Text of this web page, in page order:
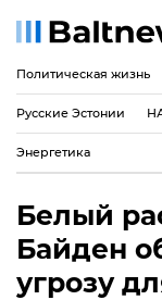
Политическая жизнь
Русские Эстонии
Энергетика
Белый
Байден
угрозу